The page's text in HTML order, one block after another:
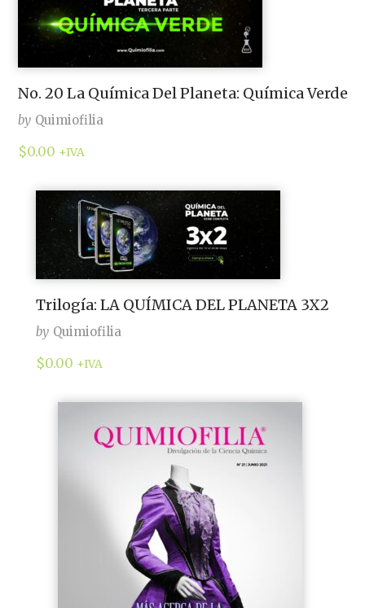
No. 20 La Química Del Planeta: Química Verde
by Quimiofilia
$0.00 +IVA
Trilogía: LA QUÍMICA DEL PLANETA 3X2
by Quimiofilia
$0.00 +IVA